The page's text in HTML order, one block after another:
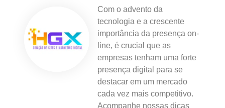
Com o advento da
tecnologia e a crescente
importância da presença on-
line, é crucial que as
empresas tenham uma forte
presença digital para se
destacar em um mercado
cada vez mais competitivo.
Acompanhe nossas dicas